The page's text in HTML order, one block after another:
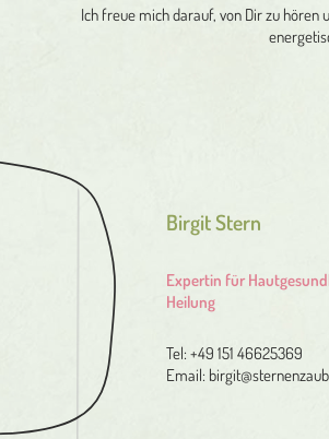
Ich freue mich darauf, von Dir zu hören
Birgit Stern
Expertin für
Heilung
Tel: +49 151 46625369
Email: